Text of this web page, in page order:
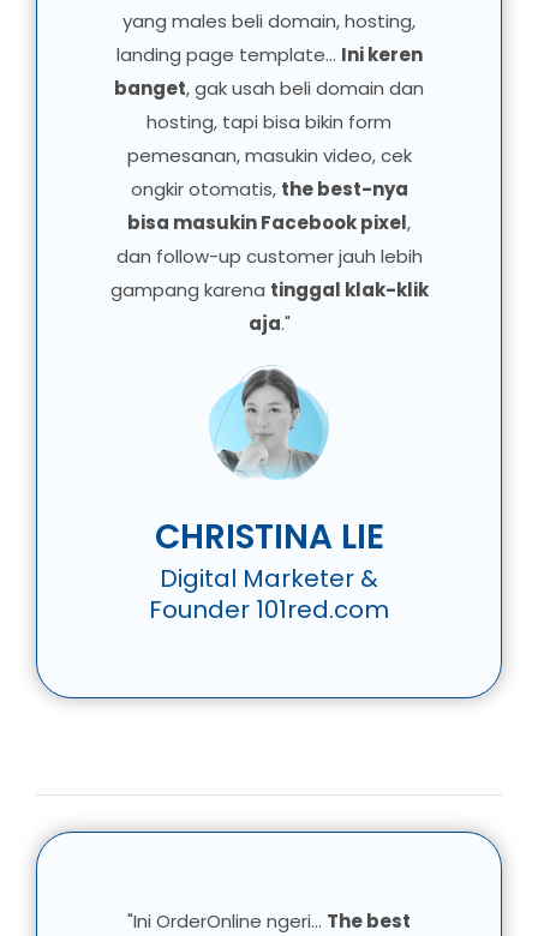
yang males beli domain, hosting,
landing page template... Ini keren
banget, gak usah beli domain dan
hosting, tapi bisa bikin form
pemesanan, masukin video, cek
ongkir otomatis, the best-nya
bisa masukin Facebook pixel,
dan follow-up customer jauh lebih
gampang karena tinggal klak-klik
aja."
CHRISTINA LIE
Digital Marketer &
Founder 101red.com
"Ini OrderOnline ngeri... The best